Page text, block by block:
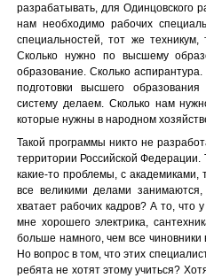
разрабатывать, для Одинцовского
нам необходимо рабочих
специальностей, тот же
Сколько нужно по высшему
образование. Сколько
подготовки высшего
систему делаем. Сколько нам
которые нужны в народном
Такой программы никто не
территории Российской
какие-то проблемы, с академиками,
все великими делами
хватает рабочих кадров? А то, что
мне хорошего электрика,
больше намного, чем все
Но вопрос в том, что этих
ребята не хотят этому учиться?